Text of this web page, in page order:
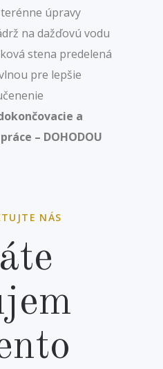
úpravy
na dažďovú vodu
stena predelená
pre lepšie
a
– DOHODOU
NÁS